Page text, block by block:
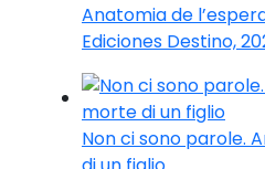
Anatomia de
Ediciones Destino,
Non ci sono parole.